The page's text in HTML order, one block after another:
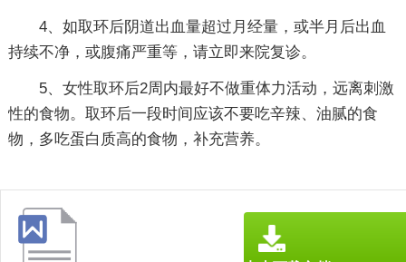
4、如取环后阴道出血量超过月经量，或半月后出血
持续不净，或腹痛严重等，请立即来院复诊。
5、女性取环后2周内最好不做重体力活动，远离刺激
性的食物。取环后一段时间应该不要吃辛辣、油腻的食
物，多吃蛋白质高的食物，补充营养。